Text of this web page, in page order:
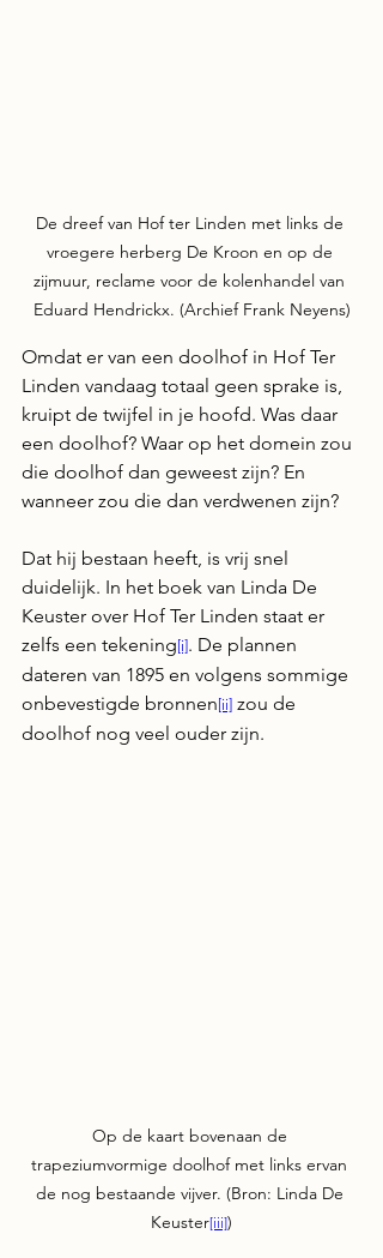
De dreef van Hof ter Linden met links de
vroegere herberg De Kroon en op de
zijmuur, reclame voor de kolenhandel van
Eduard Hendrickx. (Archief Frank Neyens)
Omdat er van een doolhof in Hof Ter
Linden vandaag totaal geen sprake is,
kruipt de twijfel in je hoofd. Was daar
een doolhof? Waar op het domein zou
die doolhof dan geweest zijn? En
wanneer zou die dan verdwenen zijn?
Dat hij bestaan heeft, is vrij snel
duidelijk. In het boek van Linda De
Keuster over Hof Ter Linden staat er
zelfs een tekening[i]. De plannen
dateren van 1895 en volgens sommige
onbevestigde bronnen[ii] zou de
doolhof nog veel ouder zijn.
Op de kaart bovenaan de
trapeziumvormige doolhof met links ervan
de nog bestaande vijver. (Bron: Linda De
Keuster[iii])